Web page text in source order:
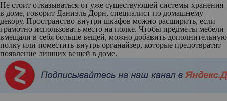
Не стоит отказываться от уже существующей системы хранения
в доме, говорит Даниэль Дорн, специалист по домашнему
декору. Пространство внутри шкафов можно расширить, если
грамотно использовать место на полке. Чтобы предметы мебели
вмещали в себя больше вещей, можно добавить дополнительную
полку или поместить внутрь органайзер, которые предотвратят
появление лишних вещей в доме.